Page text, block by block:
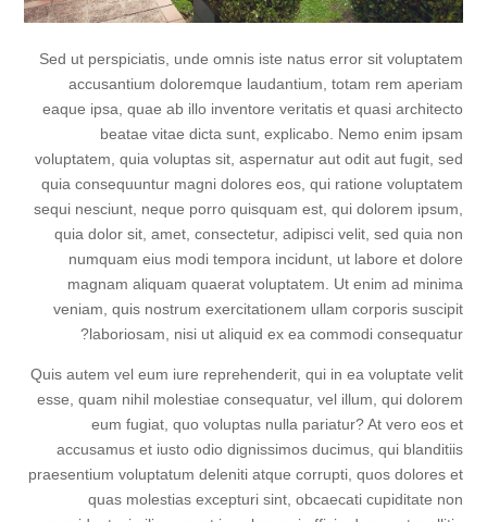
Sed ut perspiciatis, unde omnis iste natus error sit voluptatem
accusantium doloremque laudantium, totam rem aperiam
eaque ipsa, quae ab illo inventore veritatis et quasi architecto
beatae vitae dicta sunt, explicabo. Nemo enim ipsam
voluptatem, quia voluptas sit, aspernatur aut odit aut fugit, sed
quia consequuntur magni dolores eos, qui ratione voluptatem
sequi nesciunt, neque porro quisquam est, qui dolorem ipsum,
quia dolor sit, amet, consectetur, adipisci velit, sed quia non
numquam eius modi tempora incidunt, ut labore et dolore
magnam aliquam quaerat voluptatem. Ut enim ad minima
veniam, quis nostrum exercitationem ullam corporis suscipit
laboriosam, nisi ut aliquid ex ea commodi consequatur?
Quis autem vel eum iure reprehenderit, qui in ea voluptate velit
esse, quam nihil molestiae consequatur, vel illum, qui dolorem
eum fugiat, quo voluptas nulla pariatur? At vero eos et
accusamus et iusto odio dignissimos ducimus, qui blanditiis
praesentium voluptatum deleniti atque corrupti, quos dolores et
quas molestias excepturi sint, obcaecati cupiditate non